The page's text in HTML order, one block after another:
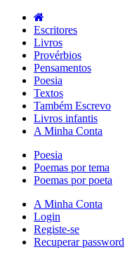
Escritores
Livros
Provérbios
Pensamentos
Poesia
Textos
Também Escrevo
Livros infantis
A Minha Conta
Poesia
Poemas por tema
Poemas por poeta
A Minha Conta
Login
Registe-se
Recuperar password